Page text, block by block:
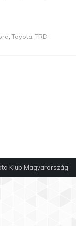
,Toyota ,TRD
Klub Magyarország